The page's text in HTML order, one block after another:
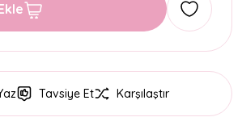
Tavsiye Et Karşılaştır